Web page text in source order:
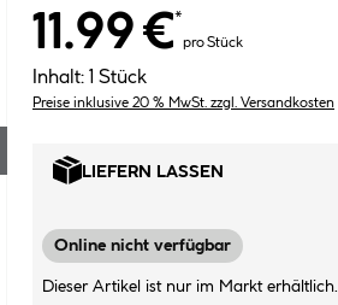
11.99 €*
pro Stück
Inhalt: 1 Stück
Preise inklusive 20 % MwSt. zzgl. Versandkosten
LIEFERN LASSEN
Online nicht verfügbar
Dieser Artikel ist nur im Markt erhältlich.